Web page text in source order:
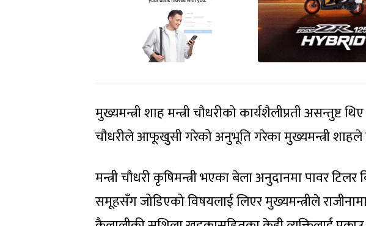
मुख्यमन्त्री शाह मन्त्री चौधरीको कार्यशैलीप्रती असन्तुष्ट
चौधरीले आफूखुसी गरेको अनुभूति गरेका मुख्यमन्त्री शाहले
मन्त्री चौधरी कृषिमन्त्री भएका बेला अनुदानमा पावर
समूहसँग जोडिएको विषयलाई लिएर मुख्यमन्त्रीले